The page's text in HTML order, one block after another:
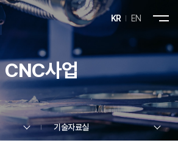
KR EN
CNC사업
기술자료실